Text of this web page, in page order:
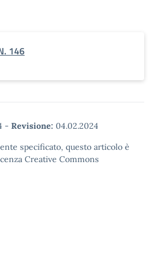
146
- Revisione: 04.02.2024
specificato, questo articolo è
Creative Commons